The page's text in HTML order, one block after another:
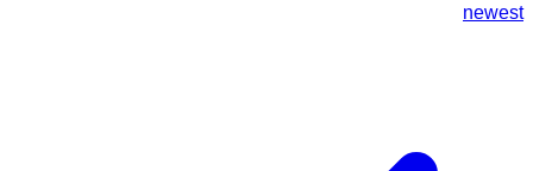
newest